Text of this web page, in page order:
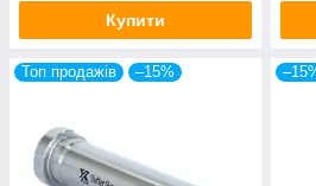
Купити
Топ продажів –15%